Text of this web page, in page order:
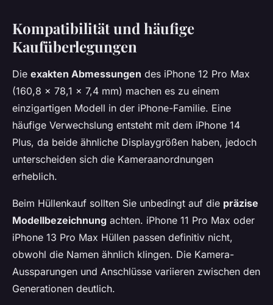
Kompatibilität und häufige
Kaufüberlegungen
Die exakten Abmessungen des iPhone 12 Pro Max
(160,8 × 78,1 × 7,4 mm) machen es zu einem
einzigartigen Modell in der iPhone-Familie. Eine
häufige Verwechslung entsteht mit dem iPhone 14
Plus, da beide ähnliche Displaygrößen haben, jedoch
unterscheiden sich die Kameraanordnungen
erheblich.
Beim Hüllenkauf sollten Sie unbedingt auf die präzise
Modellbezeichnung achten. iPhone 11 Pro Max oder
iPhone 13 Pro Max Hüllen passen definitiv nicht,
obwohl die Namen ähnlich klingen. Die Kamera-
Aussparungen und Anschlüsse variieren zwischen den
Generationen deutlich.